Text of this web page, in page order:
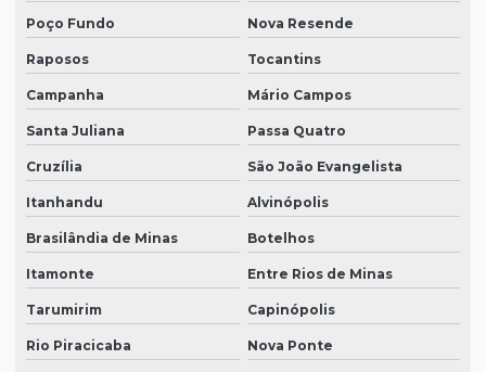
Poço Fundo Nova Resende
Raposos Tocantins
Campanha Mário Campos
Santa Juliana Passa Quatro
Cruzília São João Evangelista
Itanhandu Alvinópolis
Brasilândia de Minas Botelhos
Itamonte Entre Rios de Minas
Tarumirim Capinópolis
Rio Piracicaba Nova Ponte